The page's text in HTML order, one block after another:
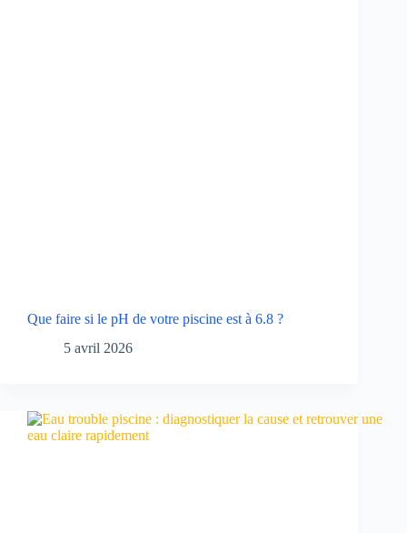
Que faire si le pH de votre piscine est à 6.8 ?
5 avril 2026